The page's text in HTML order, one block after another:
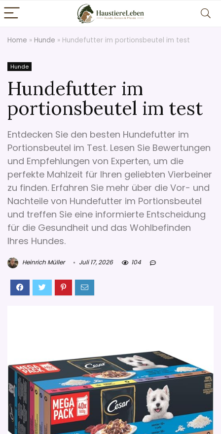
Home » Hunde » Hundefutter im portionsbeutel im test
Hunde
Hundefutter im
portionsbeutel im test
Entdecken Sie den besten Hundefutter im
Portionsbeutel im Test. Lesen Sie Bewertungen
und Empfehlungen von Experten, um die
perfekte Mahlzeit für Ihren geliebten Vierbeiner
zu finden. Erfahren Sie mehr über die Vor- und
Nachteile von Hundefutter im Portionsbeutel
und treffen Sie eine informierte Entscheidung
für die Gesundheit und das Wohlbefinden
Ihres Hundes.
Heinrich Müller Juli 17, 2026 104